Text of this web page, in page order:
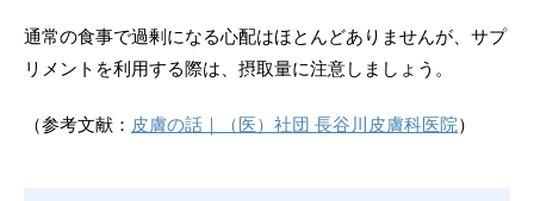
通常の食事で過剰になる心配はほとんどありませんが、サプ
リメントを利用する際は、摂取量に注意しましょう。
（参考文献： 皮膚の話｜（医）社団 長谷川皮膚科医院）